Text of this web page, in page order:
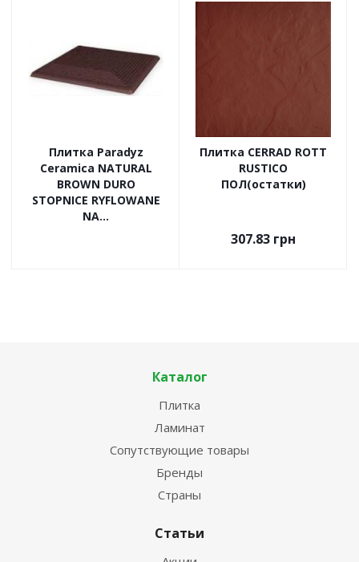
Плитка Paradyz
Ceramica NATURAL
BROWN DURO
STOPNICE RYFLOWANE
NA...
Плитка CERRAD ROTT
RUSTICO
ПОЛ(остатки)
307.83 грн
Каталог
Плитка
Ламинат
Сопутствующие товары
Бренды
Страны
Статьи